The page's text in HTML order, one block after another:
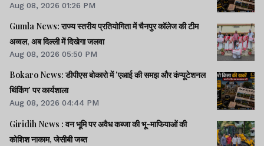
Aug 08, 2026 01:26 PM
Gumla News: राज्य स्तरीय प्रतियोगिता में चैनपुर कॉलेज की टीम
अव्वल, अब दिल्ली में दिखेगा जलवा
Aug 08, 2026 05:50 PM
Bokaro News: डीपीएस बोकारो में 'एआई की समझ और कंप्यूटेशनल
थिंकिंग' पर कार्यशाला
Aug 08, 2026 04:44 PM
Giridih News : वन भूमि पर अवैध कब्जा की भू-माफियाओं की
कोशिश नाकाम, जेसीबी जब्त